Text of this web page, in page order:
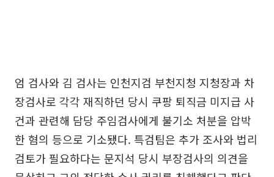
엄 검사와 김 검사는 인천지검 부천지청 지청장과 차
장검사로 각각 재직하던 당시 쿠팡 퇴직금 미지급 사
건과 관련해 담당 주임검사에게 불기소 처분을 압박
한 혐의 등으로 기소됐다. 특검팀은 추가 조사와 법리
검토가 필요하다는 문지석 당시 부장검사의 의견을